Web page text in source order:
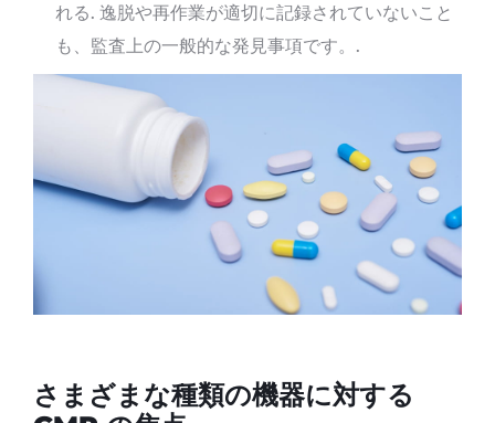
れる. 逸脱や再作業が適切に記録されていないこと
も、監査上の一般的な発見事項です。.
さまざまな種類の機器に対する